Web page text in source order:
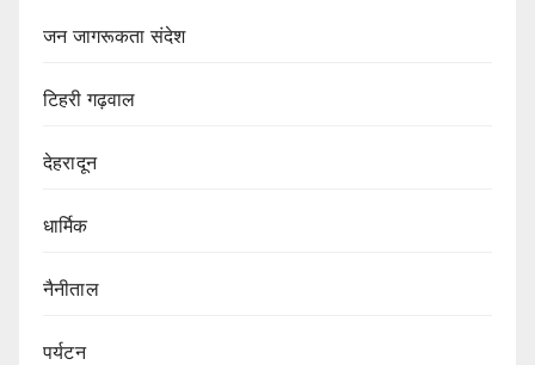
जन जागरूकता संदेश
टिहरी गढ़वाल
देहरादून
धार्मिक
नैनीताल
पर्यटन